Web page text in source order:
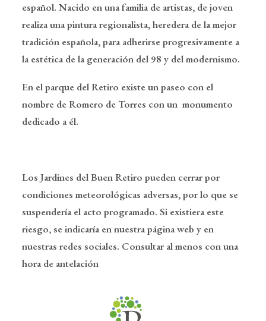
español. Nacido en una familia de artistas, de joven
realiza una pintura regionalista, heredera de la mejor
tradición española, para adherirse progresivamente a
la estética de la generación del 98 y del modernismo.
En el parque del Retiro existe un paseo con el
nombre de Romero de Torres con un monumento
dedicado a él.
Los Jardines del Buen Retiro pueden cerrar por
condiciones meteorológicas adversas, por lo que se
suspendería el acto programado. Si existiera este
riesgo, se indicaría en nuestra página web y en
nuestras redes sociales. Consultar al menos con una
hora de antelación